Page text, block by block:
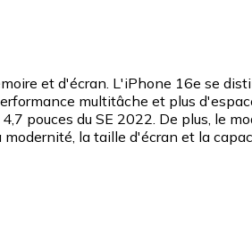
et d'écran. L'iPhone 16e se
multitâche et plus
pouces du SE 2022. De plus, le
la taille d'écran et la